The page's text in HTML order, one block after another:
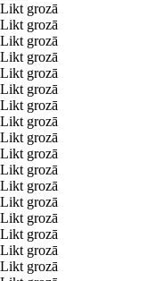
Likt grozā
Likt grozā
Likt grozā
Likt grozā
Likt grozā
Likt grozā
Likt grozā
Likt grozā
Likt grozā
Likt grozā
Likt grozā
Likt grozā
Likt grozā
Likt grozā
Likt grozā
Likt grozā
Likt grozā